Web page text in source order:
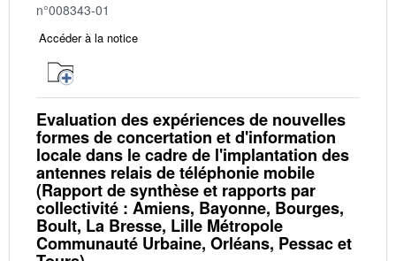
n°008343-01
Accéder à la notice
Evaluation des expériences de nouvelles
formes de concertation et d'information
locale dans le cadre de l'implantation des
antennes relais de téléphonie mobile
(Rapport de synthèse et rapports par
collectivité : Amiens, Bayonne, Bourges,
Boult, La Bresse, Lille Métropole
Communauté Urbaine, Orléans, Pessac et